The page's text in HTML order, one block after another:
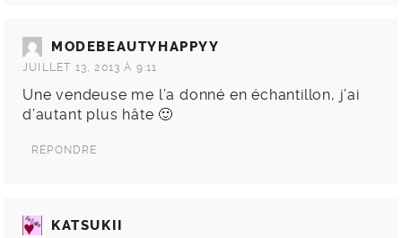
MODEBEAUTYHAPPYY
JUILLET 13, 2013 À 9:11
Une vendeuse me l’a donné en échantillon, j’ai
d’autant plus hâte 🙂
RÉPONDRE
KATSUKII